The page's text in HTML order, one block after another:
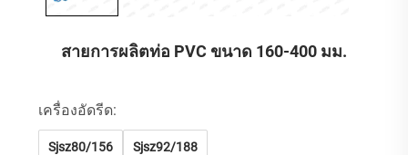
สายการผลิตท่อ PVC ขนาด 160-400 มม.
เครื่องอัดรีด:
Sjsz80/156 Sjsz92/188